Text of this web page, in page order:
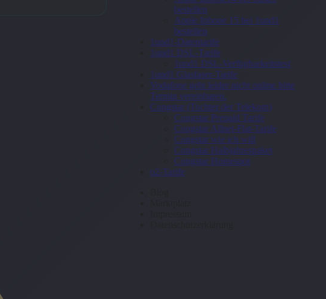
bestellen
Apple Iphone 15 bei 1und1
bestellen
1und1-Datentarife
1und1 DSL-Tarife
1und1 DSL-Verfügbarkeitstest
1und1 Glasfaser-Tarife
Vodafone geht leider nicht online bitte
Termin vereinbaren.
Congstar (Tochter der Telekom)
Congstar Prepaid Tarife
Congstar Allnet-Flat-Tarife
Congstar wie ich will
Congstar Halbjahrespaket
Congstar Homespot
o2-Tarife